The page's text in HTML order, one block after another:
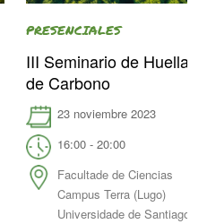
PRESENCIALES
III Seminario de Huella
de Carbono
23 noviembre 2023
16:00 - 20:00
Facultade de Ciencias
Campus Terra (Lugo)
Universidade de Santiago